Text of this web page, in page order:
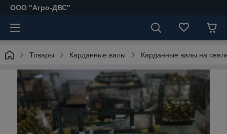
ООО "Агро-ДВС"
Товары Карданные валы Карданные валы на